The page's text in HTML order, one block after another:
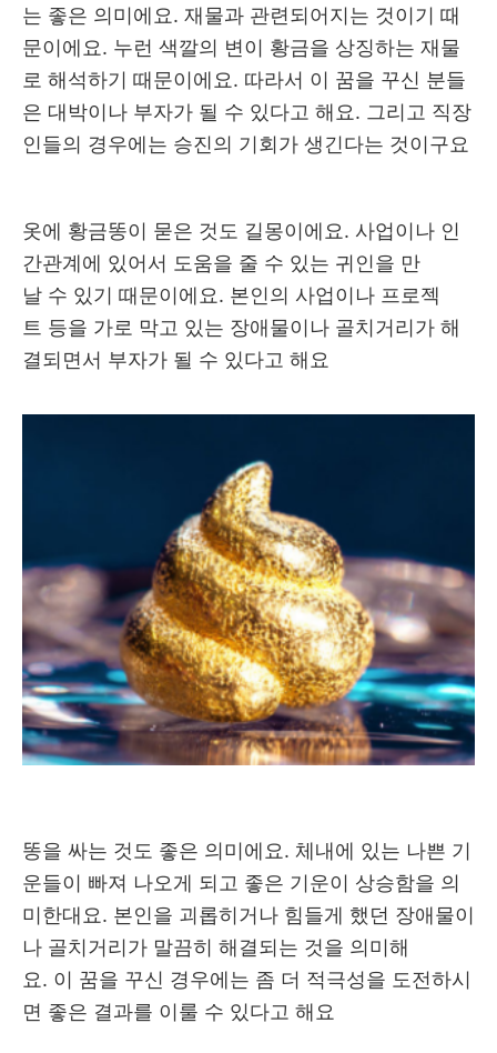
는 좋은 의미에요. 재물과 관련되어지는 것이기 때
문이에요. 누런 색깔의 변이 황금을 상징하는 재물
로 해석하기 때문이에요. 따라서 이 꿈을 꾸신 분들
은 대박이나 부자가 될 수 있다고 해요. 그리고 직장
인들의 경우에는 승진의 기회가 생긴다는 것이구요
옷에 황금똥이 묻은 것도 길몽이에요. 사업이나 인
간관계에 있어서 도움을 줄 수 있는 귀인을 만
날 수 있기 때문이에요. 본인의 사업이나 프로젝
트 등을 가로 막고 있는 장애물이나 골치거리가 해
결되면서 부자가 될 수 있다고 해요
똥을 싸는 것도 좋은 의미에요. 체내에 있는 나쁜 기
운들이 빠져 나오게 되고 좋은 기운이 상승함을 의
미한대요. 본인을 괴롭히거나 힘들게 했던 장애물이
나 골치거리가 말끔히 해결되는 것을 의미해
요. 이 꿈을 꾸신 경우에는 좀 더 적극성을 도전하시
면 좋은 결과를 이룰 수 있다고 해요